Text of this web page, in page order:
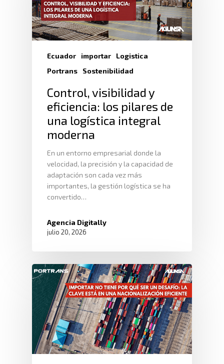
Ecuador importar
Logistica
Portrans
Sostenibilidad
Control, visibilidad y
eficiencia: los pilares de
una logística integral
moderna
En un entorno empresarial donde la
velocidad, la precisión y la capacidad de
adaptación son cada vez más
importantes, la gestión logística se ha
convertido…
Agencia Digitally
julio 20, 2026